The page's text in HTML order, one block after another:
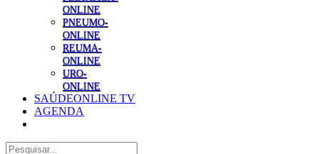
ONLINE
PNEUMO-
ONLINE
REUMA-
ONLINE
URO-
ONLINE
SAÚDEONLINE TV
AGENDA
Pesquisar